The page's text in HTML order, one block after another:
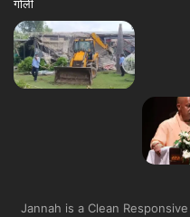
Jannah is a Clean